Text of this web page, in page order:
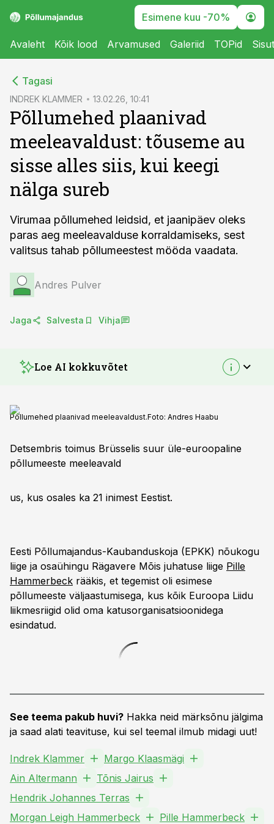
Esimene kuu -70%
Avaleht Kõik lood Arvamused Galeriid TOPid
Tagasi
INDREK KLAMMER 13.02.26, 10:41
Põllumehed plaanivad
meeleavaldust: tõuseme au
sisse alles siis, kui keegi
nälga sureb
Virumaa põllumehed leidsid, et jaanipäev oleks
paras aeg meeleavalduse korraldamiseks, sest
valitsus tahab põllumeestest mööda vaadata.
Andres Pulver
Jaga Salvesta Vihja
Loe AI kokkuvõtet
Põllumehed plaanivad meeleavaldust.Foto: Andres Haabu
Detsembris toimus Brüsselis suur üle-euroopaline
põllumeeste meeleavald
us, kus osales ka 21 inimest Eestist.
Eesti Põllumajandus-Kaubanduskoja (EPKK) nõukogu
liige ja osaühingu Rägavere Mõis juhatuse liige Pille
Hammerbeck rääkis, et tegemist oli esimese
põllumeeste väljaastumisega, kus kõik Euroopa Liidu
liikmesriigid olid oma katusorganisatsioonidega
esindatud.
See teema pakub huvi? Hakka neid märksõnu jälgima
ja saad alati teavituse, kui sel teemal ilmub midagi uut!
Indrek Klammer
Margo Klaasmägi
Ain Altermann
Tõnis Jairus
Hendrik Johannes Terras
Morgan Leigh Hammerbeck
Pille Hammerbeck